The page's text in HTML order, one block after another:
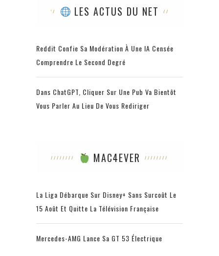
LES ACTUS DU NET
Reddit Confie Sa Modération À Une IA Censée
Comprendre Le Second Degré
Dans ChatGPT, Cliquer Sur Une Pub Va Bientôt
Vous Parler Au Lieu De Vous Rediriger
MAC4EVER
La Liga Débarque Sur Disney+ Sans Surcoût Le
15 Août Et Quitte La Télévision Française
Mercedes-AMG Lance Sa GT 53 Électrique